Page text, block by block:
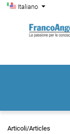
Salta al menu
Salta al contenuto
Salta al piè di
Cambia la lingua.
Italiano
Menu di
Menu
Articoli/Articles